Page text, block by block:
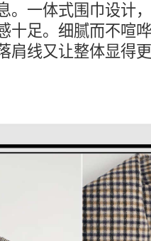
。一体式围巾设计
十足。细腻而不喧
肩线又让整体显得